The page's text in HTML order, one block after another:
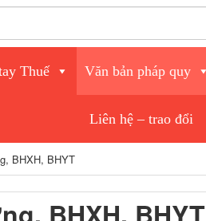
Thuế Văn bản pháp quy
Liên hệ – trao đổi
BHXH, BHYT